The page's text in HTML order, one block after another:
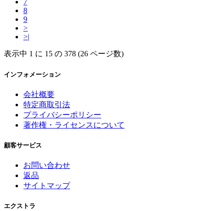
7
8
9
>
>|
表示中 1 に 15 の 378 (26 ページ数)
インフォメーション
会社概要
特定商取引法
プライバシーポリシー
著作権・ライセンスについて
顧客サービス
お問い合わせ
返品
サイトマップ
エクストラ